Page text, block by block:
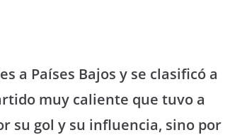
a Países Bajos y se clasificó a
muy caliente que tuvo a
su gol y su influencia, sino por